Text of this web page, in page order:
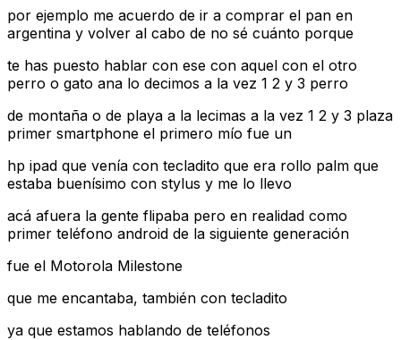
por ejemplo me acuerdo de ir a comprar el pan en
argentina y volver al cabo de no sé cuánto porque
te has puesto hablar con ese con aquel con el otro
perro o gato ana lo decimos a la vez 1 2 y 3 perro
de montaña o de playa a la lecimas a la vez 1 2 y 3 plaza
primer smartphone el primero mío fue un
hp ipad que venía con tecladito que era rollo palm que
estaba buenísimo con stylus y me lo llevo
acá afuera la gente flipaba pero en realidad como
primer teléfono android de la siguiente generación
fue el Motorola Milestone
que me encantaba, también con tecladito
ya que estamos hablando de teléfonos